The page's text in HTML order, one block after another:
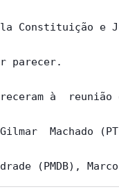
Constituição e
parecer.
à  reunião
Machado